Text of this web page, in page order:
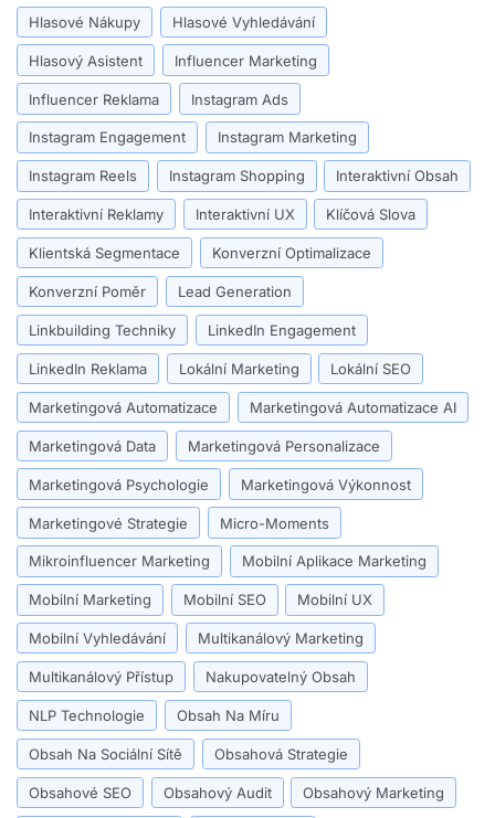
Hlasové Nákupy Hlasové Vyhledávání
Hlasový Asistent Influencer Marketing
Influencer Reklama Instagram Ads
Instagram Engagement Instagram Marketing
Instagram Reels Instagram Shopping Interaktivní Obsah
Interaktivní Reklamy Interaktivní UX Klíčová Slova
Klientská Segmentace Konverzní Optimalizace
Konverzní Poměr Lead Generation
Linkbuilding Techniky LinkedIn Engagement
LinkedIn Reklama Lokální Marketing Lokální SEO
Marketingová Automatizace Marketingová Automatizace AI
Marketingová Data Marketingová Personalizace
Marketingová Psychologie Marketingová Výkonnost
Marketingové Strategie Micro-Moments
Mikroinfluencer Marketing Mobilní Aplikace Marketing
Mobilní Marketing Mobilní SEO Mobilní UX
Mobilní Vyhledávání Multikanálový Marketing
Multikanálový Přístup Nakupovatelný Obsah
NLP Technologie Obsah Na Míru
Obsah Na Sociální Sítě Obsahová Strategie
Obsahové SEO Obsahový Audit Obsahový Marketing